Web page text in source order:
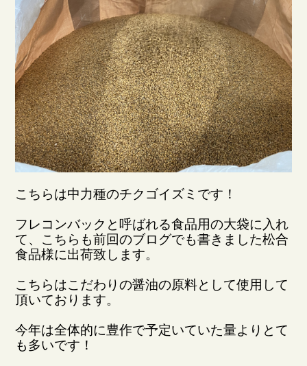
こちらは中力種のチクゴイズミです！
フレコンバックと呼ばれる食品用の大袋に入れ
て、こちらも前回のブログでも書きました松合
食品様に出荷致します。
こちらはこだわりの醤油の原料として使用して
頂いております。
今年は全体的に豊作で予定いていた量よりとて
も多いです！